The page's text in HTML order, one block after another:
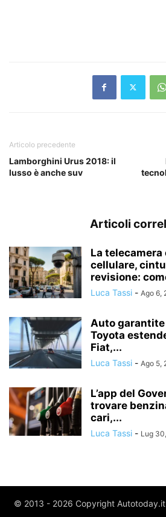
Articolo precedente
Lamborghini Urus 2018: il
lusso è anche suv
Articoli
La
cellulare,
revisione:
Luca Tassi - Ago 6,
Auto
Toyota
Fiat,...
Luca Tassi - Ago 5,
L’app del
trovare
cari,...
Luca Tassi - Lug
© 2013 - 2026 Copyright Autotoday.it